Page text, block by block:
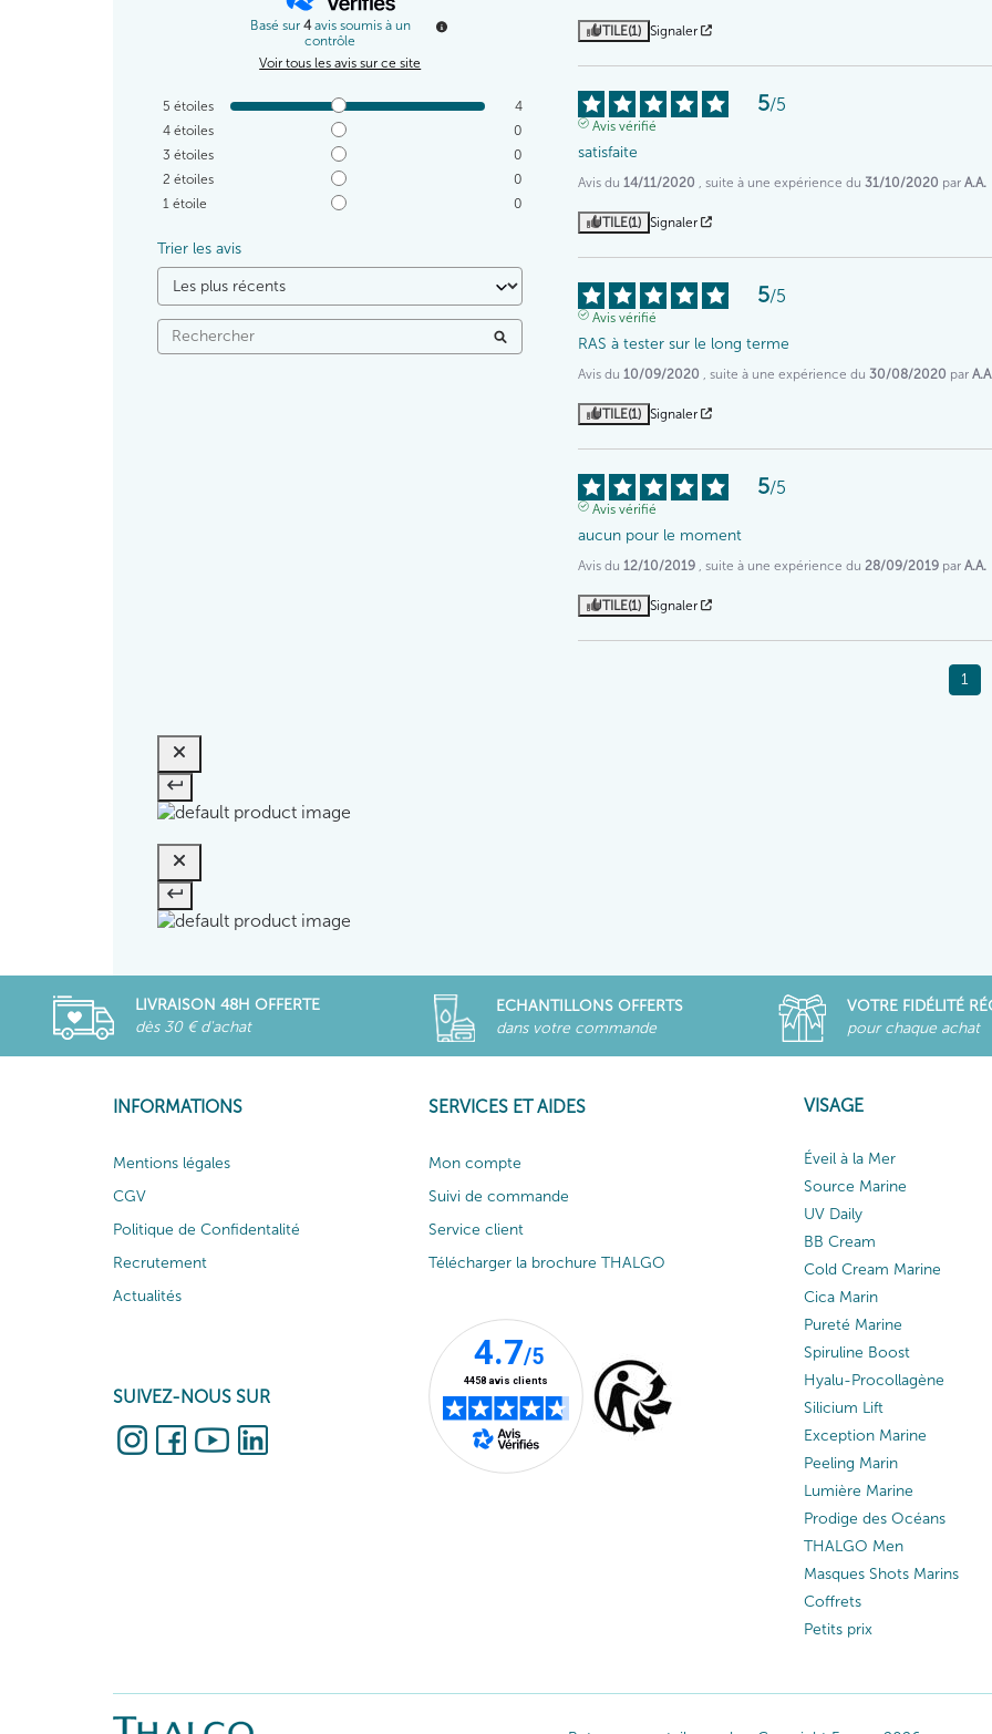
Basé sur 4 avis soumis à un
contrôle
Voir tous les avis sur ce site
5 étoiles
4
4 étoiles
0
3 étoiles
0
2 étoiles
0
1 étoile 0
Trier les avis
UTILE(1) Signaler
5/5
Avis vérifié
satisfaite
Avis du 14/11/2020 , suite à une expérience du31/10/2020 parA.A.
UTILE(1) Signaler
5/5
Avis vérifié
RAS à tester sur le long terme
Avis du 10/09/2020 , suite à une expérience du30/08/2020 par
UTILE(1) Signaler
5/5
Avis vérifié
aucun pour le moment
Avis du 12/10/2019 , suite à une expérience du 28/09/2019 parA.A.
UTILE(1) Signaler
1
LIVRAISON 48H OFFERTE
dès 30 € d'achat
ECHANTILLONS OFFERTS
dans votre commande
VOTRE FIDÉLITÉ
pour chaque achat
INFORMATIONS
Mentions légales
CGV
Politique de Confidentalité
Recrutement
Actualités
SUIVEZ-NOUS SUR
SERVICES ET AIDES
Mon compte
Suivi de commande
Service client
Télécharger la brochure THALGO
VISAGE
Éveil à la Mer
Source Marine
UV Daily
BB Cream
Cold Cream Marine
Cica Marin
Pureté Marine
Spiruline Boost
Hyalu-Procollagène
Silicium Lift
Exception Marine
Peeling Marin
Lumière Marine
Prodige des Océans
THALGO Men
Masques Shots Marins
Coffrets
Petits prix